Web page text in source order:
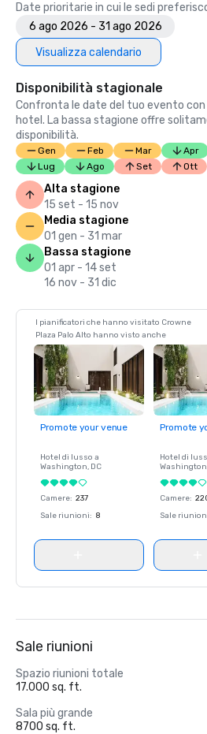
Date prioritarie in cui le sedi
6 ago 2026 - 31 ago 2026
Visualizza calendario
Disponibilità stagionale
Confronta le date del tuo evento
hotel. La bassa stagione offre
disponibilità.
Gen Feb Mar Apr
Lug
Ago Set Ott
Alta stagione
15 set - 15 nov
Media stagione
01 gen - 31 mar
Bassa stagione
01 apr - 14 set
16 nov - 31 dic
I pianificatori che hanno visitato Crowne
Plaza Palo Alto hanno visto anche
Promote your venue
Hotel di lusso a
Washington, DC
Camere: 237
Sale riunioni: 8
Promote
Hotel di
Washington
Camere:
Sale
Sale riunioni
Spazio riunioni totale
17.000 sq. ft.
Sala più grande
8700 sq. ft.